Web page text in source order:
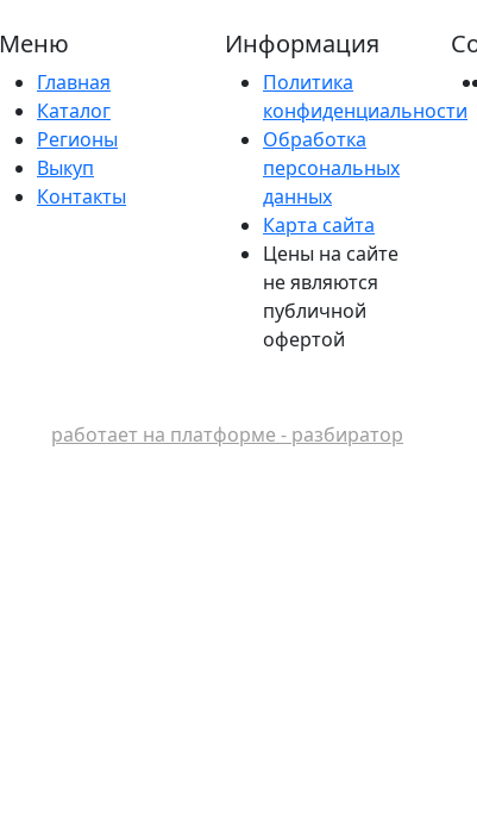
Меню
Главная
Каталог
Регионы
Выкуп
Контакты
Информация
Политика
конфиденциальности
Обработка
персональных
данных
Карта сайта
Цены на сайте
не являются
публичной
офертой
работает на платформе - разбиратор